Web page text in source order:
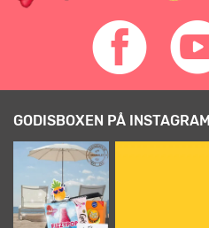
GODISBOXEN PÅ INSTAGRAM